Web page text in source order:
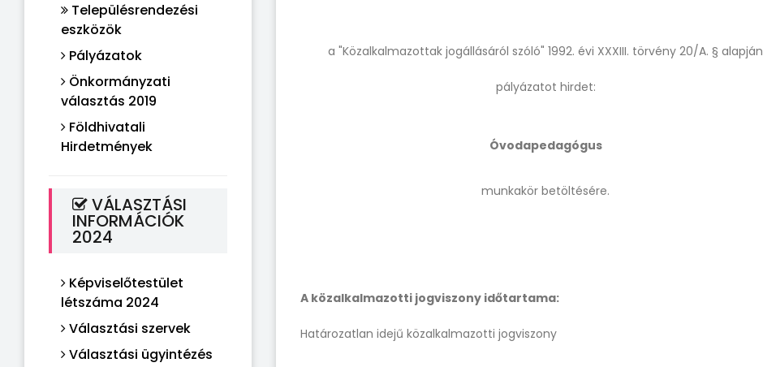
Településrendezési
eszközök
Pályázatok
Önkormányzati
választás 2019
Földhivatali
Hirdetmények
VÁLASZTÁSI
INFORMÁCIÓK
2024
Képviselőtestület
létszáma 2024
Választási szervek
Választási ügyintézés
a "Közalkalmazottak jogállásáról szóló" 1992. évi XXXIII. törvény 20/A. § alapján
pályázatot hirdet:
Óvodapedagógus
munkakör betöltésére.
A közalkalmazotti jogviszony időtartama:
Határozatlan idejű közalkalmazotti jogviszony